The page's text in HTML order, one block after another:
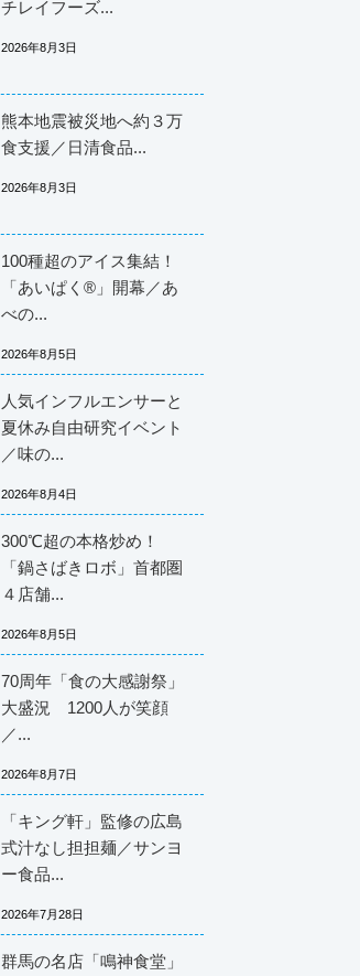
チレイフーズ...
2026年8月3日
熊本地震被災地へ約３万
食支援／日清食品...
2026年8月3日
100種超のアイス集結！
「あいぱく®」開幕／あ
べの...
2026年8月5日
人気インフルエンサーと
夏休み自由研究イベント
／味の...
2026年8月4日
300℃超の本格炒め！
「鍋さばきロボ」首都圏
４店舗...
2026年8月5日
70周年「食の大感謝祭」
大盛況 1200人が笑顔
／...
2026年8月7日
「キング軒」監修の広島
式汁なし担担麺／サンヨ
ー食品...
2026年7月28日
群馬の名店「鳴神食堂」